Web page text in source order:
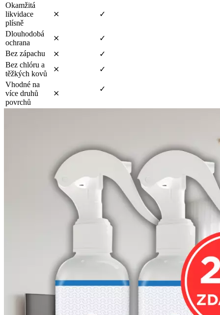
Okamžitá
likvidace
plísně
⨯ ✓
Dlouhodobá
ochrana
⨯
✓
Bez zápachu
⨯
✓
Bez chlóru a
těžkých kovů
⨯
✓
Vhodné na
více druhů
povrchů
⨯
✓